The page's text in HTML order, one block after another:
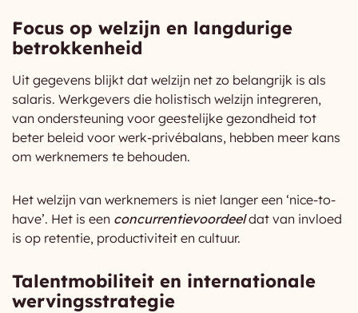
Focus op welzijn en langdurige
betrokkenheid
Uit gegevens blijkt dat welzijn net zo belangrijk is als
salaris. Werkgevers die holistisch welzijn integreren,
van ondersteuning voor geestelijke gezondheid tot
beter beleid voor werk-privébalans, hebben meer kans
om werknemers te behouden.
Het welzijn van werknemers is niet langer een ‘nice-to-
have’. Het is een concurrentievoordeeldat van invloed
is op retentie, productiviteit en cultuur.
Talentmobiliteit en internationale
wervingsstrategie